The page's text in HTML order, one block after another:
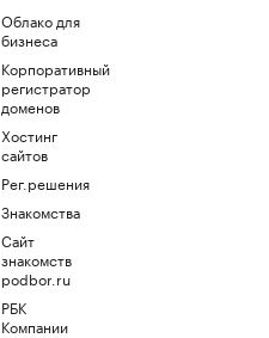
Облако для
бизнеса
Корпоративный
регистратор
доменов
Хостинг
сайтов
Рег.решения
Знакомства
Сайт
знакомств
podbor.ru
РБК
Компании